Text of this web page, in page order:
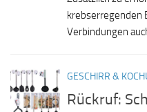
krebserregenden
Verbindungen
GESCHIRR &
Rückruf: